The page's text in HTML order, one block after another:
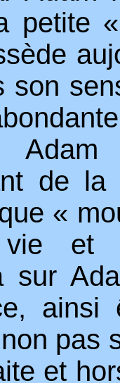
petite
son
de la
«
vie
sur
pas
et